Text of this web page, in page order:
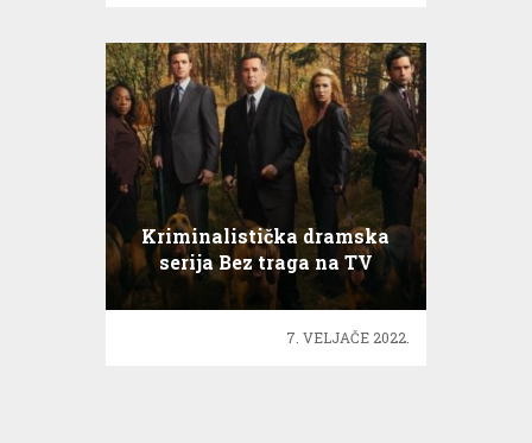
Kriminalistička dramska
serija Bez traga na TV
7. VELJAČE 2022.